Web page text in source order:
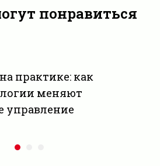
эффективному и
справедливому
понравиться
практике: как
меняют
управление